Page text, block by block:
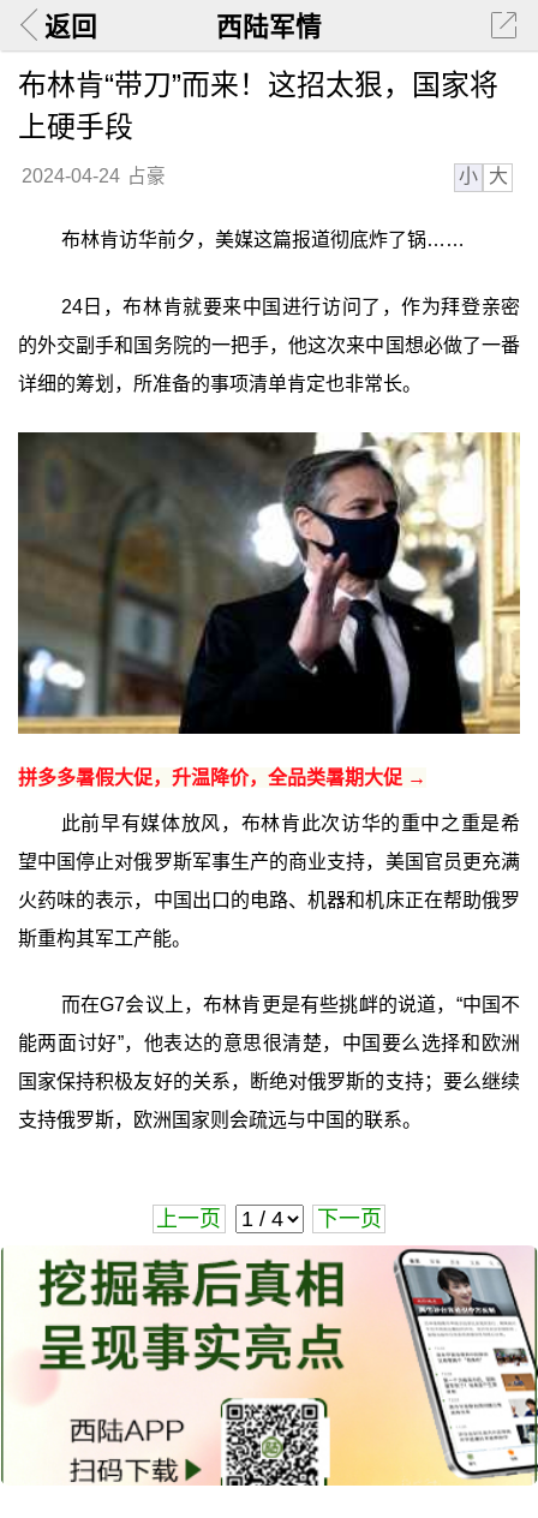
返回 西陆军情
布林肯“带刀”而来！这招太狠，国家将
上硬手段
2024-04-24 占豪 小 大
布林肯访华前夕，美媒这篇报道彻底炸了锅……
24日，布林肯就要来中国进行访问了，作为拜登亲密
的外交副手和国务院的一把手，他这次来中国想必做了一番
详细的筹划，所准备的事项清单肯定也非常长。
拼多多暑假大促，升温降价，全品类暑期大促 →
此前早有媒体放风，布林肯此次访华的重中之重是希
望中国停止对俄罗斯军事生产的商业支持，美国官员更充满
火药味的表示，中国出口的电路、机器和机床正在帮助俄罗
斯重构其军工产能。
而在G7会议上，布林肯更是有些挑衅的说道，“中国不
能两面讨好”，他表达的意思很清楚，中国要么选择和欧洲
国家保持积极友好的关系，断绝对俄罗斯的支持；要么继续
支持俄罗斯，欧洲国家则会疏远与中国的联系。
上一页 下一页